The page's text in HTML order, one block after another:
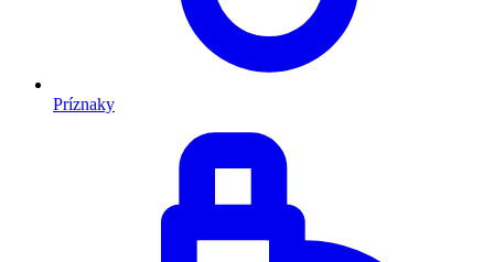
Príznaky